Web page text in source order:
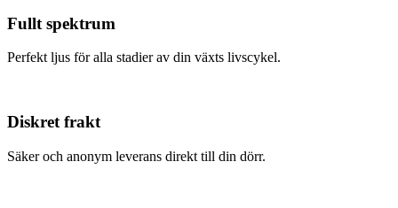
Fullt spektrum
Perfekt ljus för alla stadier av din växts livscykel.
Diskret frakt
Säker och anonym leverans direkt till din dörr.